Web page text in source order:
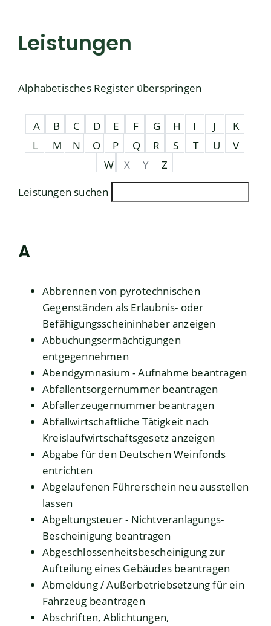
Leistungen
Alphabetisches Register überspringen
A B C D E F G H I J
K
L
M N O P Q R S T U
V
W
X Y
Z
Leistungen suchen
A
Abbrennen von pyrotechnischen
Gegenständen als Erlaubnis- oder
Befähigungsscheininhaber anzeigen
Abbuchungsermächtigungen
entgegennehmen
Abendgymnasium - Aufnahme beantragen
Abfallentsorgernummer beantragen
Abfallerzeugernummer beantragen
Abfallwirtschaftliche Tätigkeit nach
Kreislaufwirtschaftsgesetz anzeigen
Abgabe für den Deutschen Weinfonds
entrichten
Abgelaufenen Führerschein neu ausstellen
lassen
Abgeltungsteuer - Nichtveranlagungs-
Bescheinigung beantragen
Abgeschlossenheitsbescheinigung zur
Aufteilung eines Gebäudes beantragen
Abmeldung / Außerbetriebsetzung für ein
Fahrzeug beantragen
Abschriften, Ablichtungen,